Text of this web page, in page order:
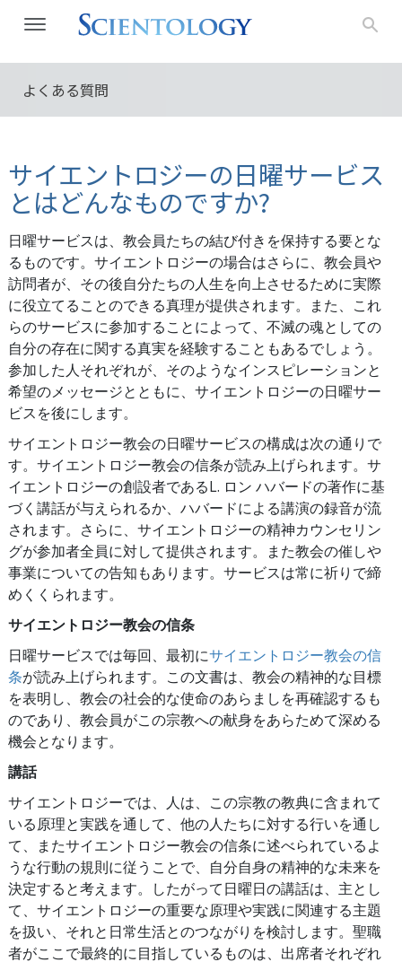
よくある質問
サイエントロジーの日曜サービス
とはどんなものですか?
日曜サービスは、教会員たちの結び付きを保持する要とな
るものです。サイエントロジーの場合はさらに、教会員や
訪問者が、その後自分たちの人生を向上させるために実際
に役立てることのできる真理が提供されます。また、これ
らのサービスに参加することによって、不滅の魂としての
自分の存在に関する真実を経験することもあるでしょう。
参加した人それぞれが、そのようなインスピレーションと
希望のメッセージとともに、サイエントロジーの日曜サー
ビスを後にします。
サイエントロジー教会の日曜サービスの構成は次の通りで
す。サイエントロジー教会の信条が読み上げられます。サ
イエントロジーの創設者であるL. ロン ハバードの著作に基
づく講話が与えられるか、ハバードによる講演の録音が流
されます。さらに、サイエントロジーの精神カウンセリン
グが参加者全員に対して提供されます。また教会の催しや
事業についての告知もあります。サービスは常に祈りで締
めくくられます。
サイエントロジー教会の信条
日曜サービスでは毎回、最初にサイエントロジー教会の信
条が読み上げられます。この文書は、教会の精神的な目標
を表明し、教会の社会的な使命のあらましを再確認するも
のであり、教会員がこの宗教への献身をあらためて深める
機会となります。
講話
サイエントロジーでは、人は、この宗教の教典に含まれて
いる原理と実践を通して、他の人たちに対する行いを通し
て、またサイエントロジー教会の信条に述べられているよ
うな行動の規則に従うことで、自分自身の精神的な未来を
決定すると考えます。したがって日曜日の講話は、主とし
て、サイエントロジーの重要な原理や実践に関連する主題
を扱い、それと日常生活とのつながりを検討します。聖職
者がここで最終的に目指しているものは、出席者それぞれ